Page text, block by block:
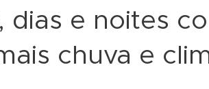
dias e noites
chuva e